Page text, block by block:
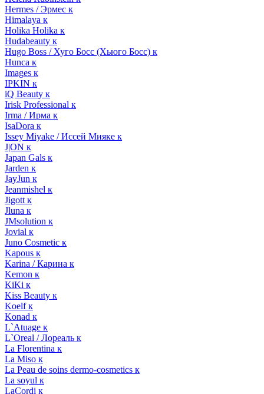
Hermes / Эрмес к
Himalaya к
Holika Holika к
Hudabeauty к
Hugo Boss / Хуго Босс (Хьюго Босс) к
Hunca к
Images к
IPKIN к
iQ Beauty к
Irisk Professional к
Irma / Ирма к
IsaDora к
Issey Miyake / Иссей Мияке к
J|ON к
Japan Gals к
Jarden к
JayJun к
Jeanmishel к
Jigott к
Jluna к
JMsolution к
Jovial к
Juno Cosmetic к
Kapous к
Karina / Карина к
Kemon к
KiKi к
Kiss Beauty к
Koelf к
Konad к
L`Atuage к
L`Oreal / Лореаль к
La Florentina к
La Miso к
La Peau de soins dermo-cosmetics к
La soyul к
LaCordi к